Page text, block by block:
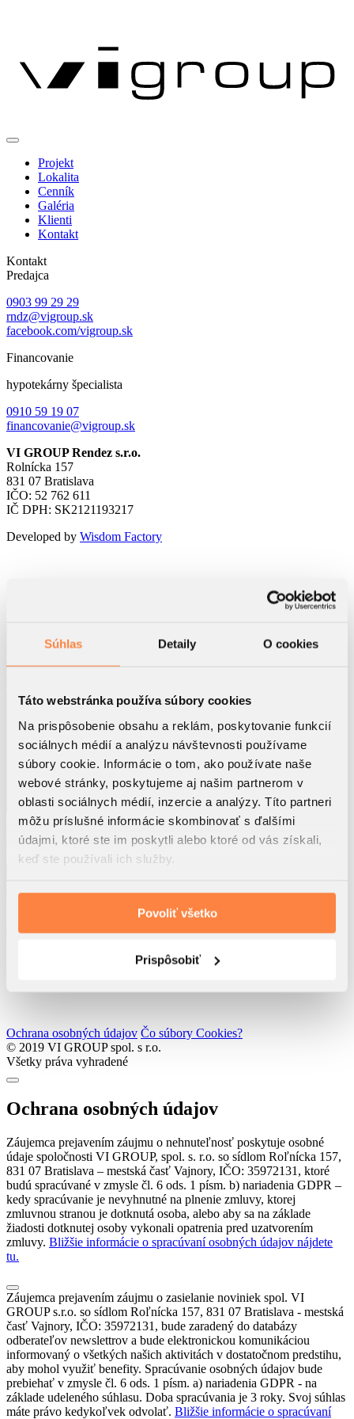
Súhlas Detaily O cookies
Táto webstránka používa súbory cookies
Na prispôsobenie obsahu a reklám, poskytovanie funkcií
sociálnych médií a analýzu návštevnosti používame
súbory cookie. Informácie o tom, ako používate naše
webové stránky, poskytujeme aj našim partnerom v
oblasti sociálnych médií, inzercie a analýzy. Títo partneri
môžu príslušné informácie skombinovať s ďalšími
údajmi, ktoré ste im poskytli alebo ktoré od vás získali,
keď ste používali ich služby.
Povoliť všetko
Prispôsobiť
Projekt
Lokalita
Cenník
Galéria
Klienti
Kontakt
Kontakt
Predajca
0903 99 29 29
rndz@vigroup.sk
facebook.com/vigroup.sk
Financovanie
hypotekárny špecialista
0910 59 19 07
financovanie@vigroup.sk
VI GROUP Rendez s.r.o.
Rolnícka 157
831 07 Bratislava
IČO: 52 762 611
IČ DPH: SK2121193217
Developed by Wisdom Factory
Využitím tohto formulára beriem na vedomie, že dôjde k
spracúvaniu osobných údajov
Súhlasím so zasielaním noviniek spol. VI GROUP s.r.o.
VI GROUP Rendez s.r.o.
Ochrana osobných údajov Čo súbory Cookies?
© 2019 VI GROUP spol. s r.o.
Všetky práva vyhradené
Ochrana osobných údajov
Záujemca prejavením záujmu o nehnuteľnosť poskytuje osobné
údaje spoločnosti VI GROUP, spol. s. r.o. so sídlom Roľnícka 157,
831 07 Bratislava – mestská časť Vajnory, IČO: 35972131, ktoré
budú spracúvané v zmysle čl. 6 ods. 1 písm. b) nariadenia GDPR –
kedy spracúvanie je nevyhnutné na plnenie zmluvy, ktorej
zmluvnou stranou je dotknutá osoba, alebo aby sa na základe
žiadosti dotknutej osoby vykonali opatrenia pred uzatvorením
zmluvy. Bližšie informácie o spracúvaní osobných údajov nájdete
tu.
Záujemca prejavením záujmu o zasielanie noviniek spol. VI
GROUP s.r.o. so sídlom Roľnícka 157, 831 07 Bratislava - mestská
časť Vajnory, IČO: 35972131, bude zaradený do databázy
odberateľov newslettrov a bude elektronickou komunikáciou
informovaný o všetkých našich aktivitách v dostatočnom predstihu,
aby mohol využiť benefity. Spracúvanie osobných údajov bude
prebiehať v zmysle čl. 6 ods. 1 písm. a) nariadenia GDPR - na
základe udeleného súhlasu. Doba spracúvania je 3 roky. Svoj súhlas
máte právo kedykoľvek odvolať. Bližšie informácie o spracúvaní